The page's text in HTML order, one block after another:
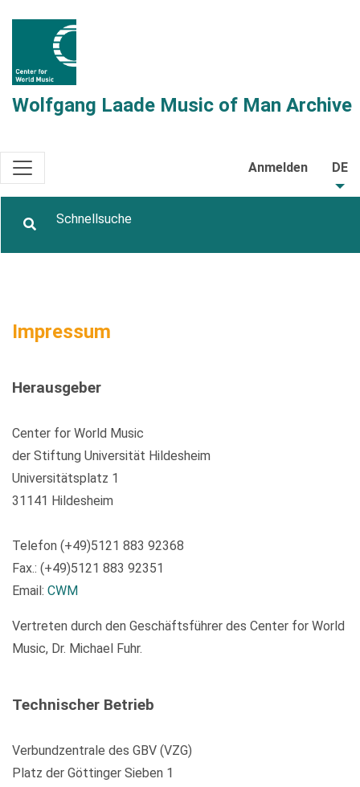
Wolfgang Laade Music of Man Archive
Anmelden DE
Impressum
Herausgeber
Center for World Music
der Stiftung Universität Hildesheim
Universitätsplatz 1
31141 Hildesheim
Telefon (+49)5121 883 92368
Fax.: (+49)5121 883 92351
Email: CWM
Vertreten durch den Geschäftsführer des Center for World
Music, Dr. Michael Fuhr.
Technischer Betrieb
Verbundzentrale des GBV (VZG)
Platz der Göttinger Sieben 1